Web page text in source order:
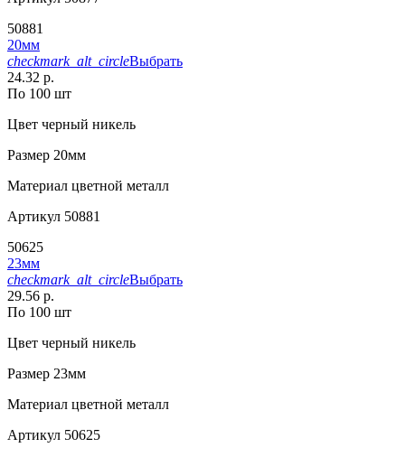
50881
20мм
checkmark_alt_circleВыбрать
24.32 р.
По 100 шт
Цвет черный никель
Размер 20мм
Материал цветной металл
Артикул 50881
50625
23мм
checkmark_alt_circleВыбрать
29.56 р.
По 100 шт
Цвет черный никель
Размер 23мм
Материал цветной металл
Артикул 50625